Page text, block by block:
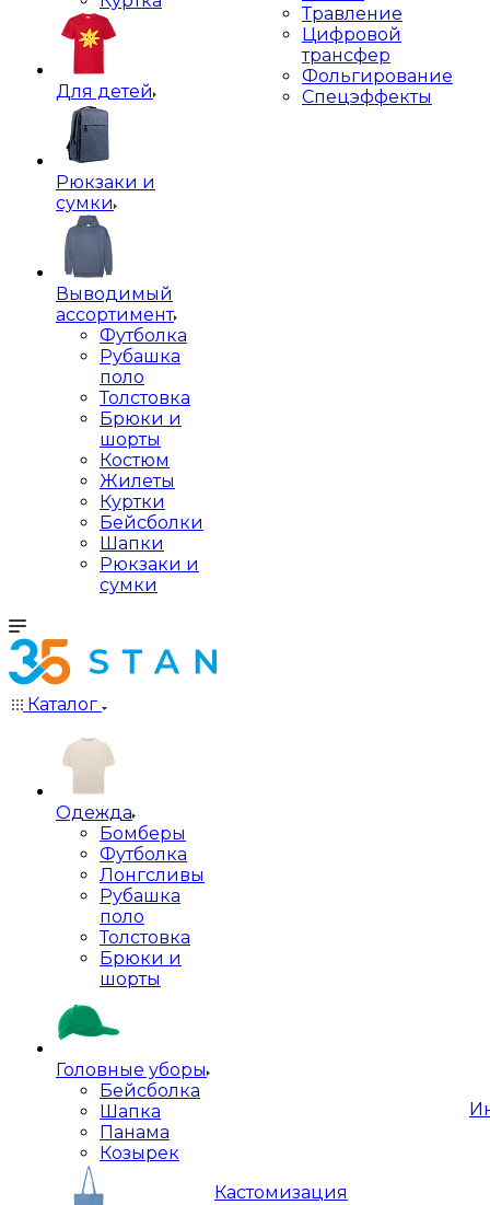
Для детей
Рюкзаки и
сумки
Выводимый
ассортимент
Футболка
Рубашка
поло
Толстовка
Брюки и
шорты
Костюм
Жилеты
Куртки
Бейсболки
Шапки
Рюкзаки и
сумки
Травление
Цифровой
трансфер
Фольгирование
Спецэффекты
Каталог
Одежда
Бомберы
Футболка
Лонгсливы
Рубашка
поло
Толстовка
Брюки и
шорты
Головные уборы
Бейсболка
Шапка
Панама
Козырек
Кастомизация